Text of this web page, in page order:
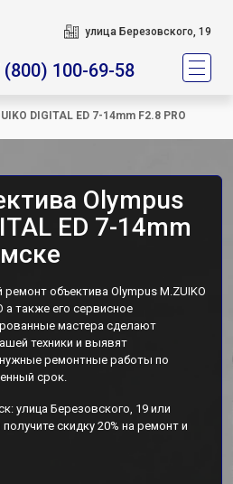
улица Березовского, 19
(800) 100-69-58
DIGITAL ED 7-14mm F2.8 PRO
Olympus
ED 7-14mm
объектива Olympus M.ZUIKO
а также его сервисное
мастера сделают
техники и выявят
ремонтные работы по
срок.
улица Березовского, 19 или
скидку 20% на ремонт и